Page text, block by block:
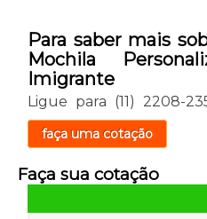
Para saber mais
Mochila
Imigrante
Ligue para (11) 2208-
faça uma cotação
Faça sua cotação